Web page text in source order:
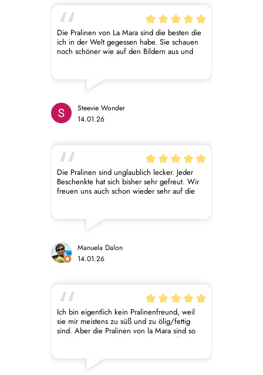
Die Pralinen von La Mara sind die besten die
ich in der Welt gegessen habe. Sie schauen
noch schöner wie auf den Bildern aus und
sind unfassbar lecker. Es ist eine
jedem im Leben wünschen würde. Es sind so
viele verschiedene Geschmacksrichtungen,
sage ich, der eigentlich keine Schokolade
mag. Aber La Mara ist mehr als nur eine
Schokolade. Danke das es euch gibt, macht
Steevie Wonder
14.01.26
Die Pralinen sind unglaublich lecker. Jeder
Beschenkte hat sich bisher sehr gefreut. Wir
freuen uns auch schon wieder sehr auf die
Manuela Dalon
14.01.26
Ich bin eigentlich kein Pralinenfreund, weil
sie mir meistens zu süß und zu ölig/fettig
sind. Aber die Pralinen von la Mara sind so
toll abgestimmt und eben nicht zu süß oder
Empfehlung für jeden der Schokolade mag
und etwas besonderes ausprobieren möchte.